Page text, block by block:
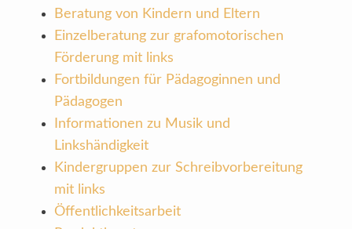
Beratung von Kindern und Eltern
Einzelberatung zur grafomotorischen
Förderung mit links
Fortbildungen für Pädagoginnen und
Pädagogen
Informationen zu Musik und
Linkshändigkeit
Kindergruppen zur Schreibvorbereitung
mit links
Öffentlichkeitsarbeit